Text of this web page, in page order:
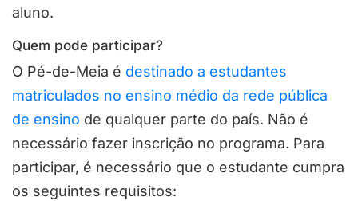
aluno.
Quem pode participar?
O Pé-de-Meia é destinado a estudantes
matriculados no ensino médio da rede pública
de ensino de qualquer parte do país. Não é
necessário fazer inscrição no programa. Para
participar, é necessário que o estudante cumpra
os seguintes requisitos: